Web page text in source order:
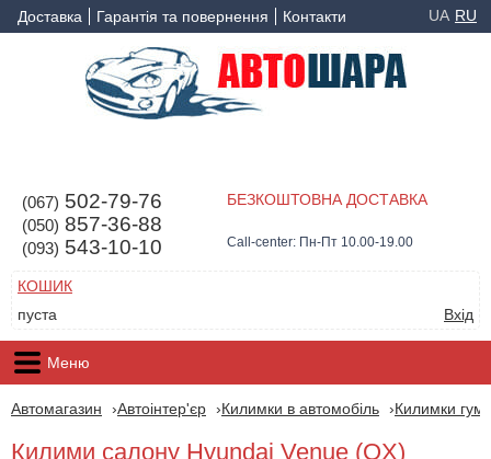
Доставка Гарантія та повернення Контакти UA RU
(067) 502-79-76
(050) 857-36-88
(093) 543-10-10
БЕЗКОШТОВНА ДОСТАВКА
Call-center: Пн-Пт 10.00-19.00
КОШИК
пуста
Вхід
Меню
Автомагазин Автоінтер'єр Килимки в автомобіль Килимки
Килими салону Hyundai Venue (QX)